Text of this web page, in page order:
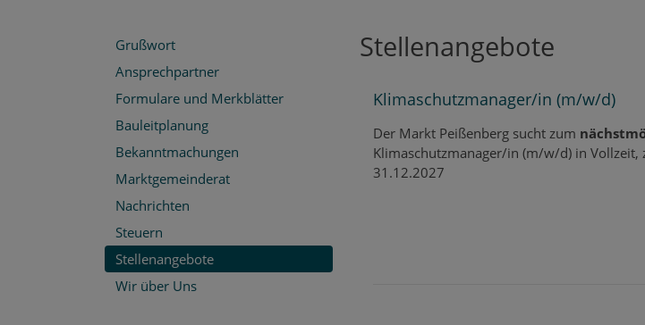
Stellenangebote
Klimaschutzmanager/in (m/w/d)
Der Markt Peißenberg sucht zum
Klimaschutzmanager/in (m/w/d) in Vollzeit,
31.12.2027
Grußwort
Ansprechpartner
Formulare und Merkblätter
Bauleitplanung
Bekanntmachungen
Marktgemeinderat
Nachrichten
Steuern
Stellenangebote
Wir über Uns